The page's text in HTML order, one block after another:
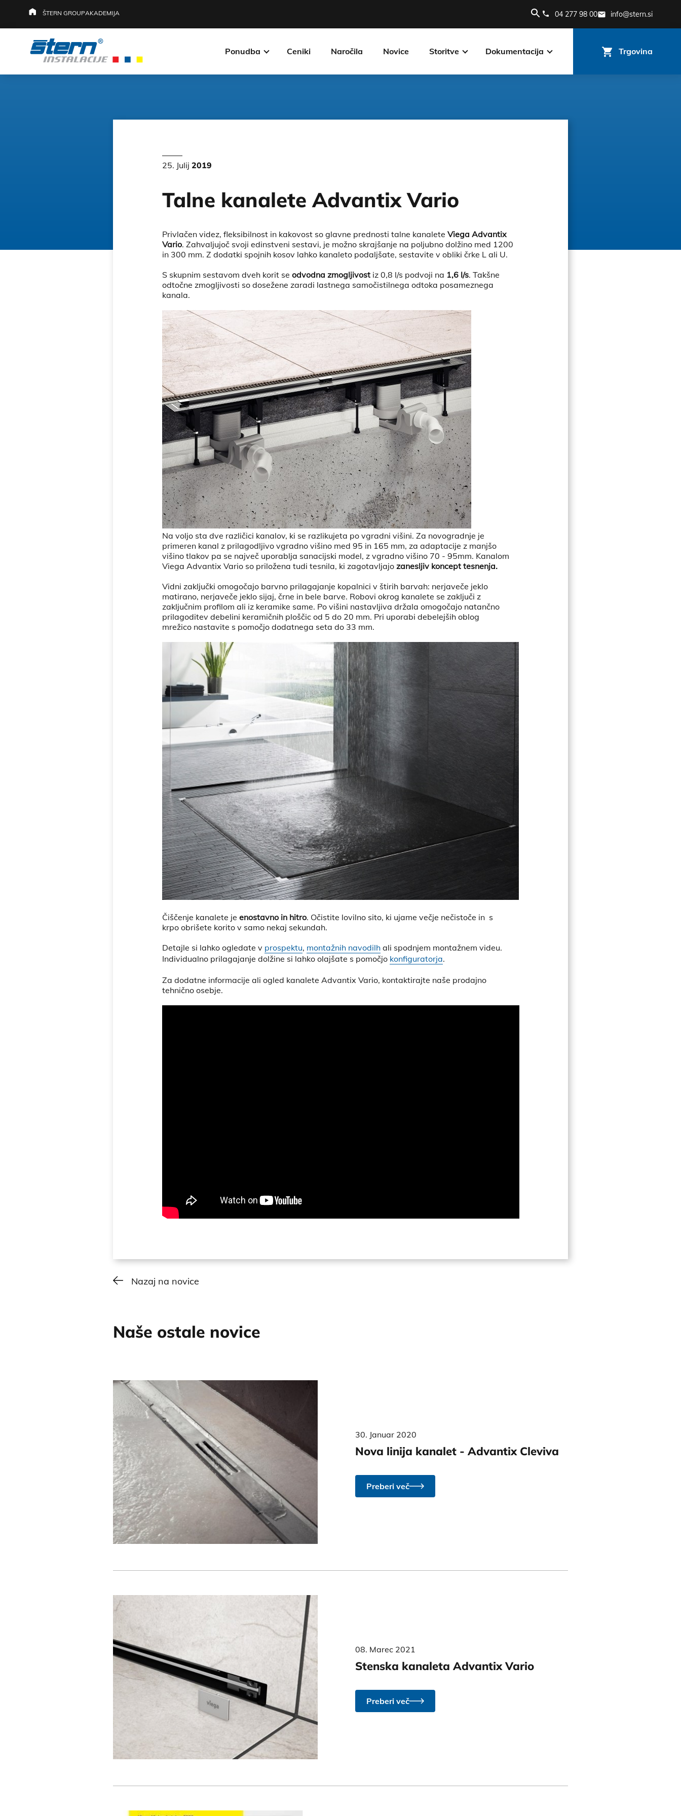
ŠTERN GROUPAKADEMIJA 04 277 98 00 info@stern.si
Ponudba Ceniki Naročila Novice Storitve Dokumentacija Trgovina
25. Julij 2019
Talne kanalete Advantix Vario
Privlačen videz, fleksibilnost in kakovost so glavne prednosti talne kanalete Viega Advantix
Vario. Zahvaljujoč svoji edinstveni sestavi, je možno skrajšanje na poljubno dolžino med 1200
in 300 mm. Z dodatki spojnih kosov lahko kanaleto podaljšate, sestavite v obliki črke L ali U.
S skupnim sestavom dveh korit se odvodna zmogljivostiz 0,8 l/s podvoji na 1,6 l/s. Takšne
odtočne zmogljivosti so dosežene zaradi lastnega samočistilnega odtoka posameznega
kanala.
Na voljo sta dve različici kanalov, ki se razlikujeta po vgradni višini. Za novogradnje je
primeren kanal z prilagodljivo vgradno višino med 95 in 165 mm, za adaptacije z manjšo
višino tlakov pa se največ uporablja sanacijski model, z vgradno višino 70 - 95mm. Kanalom
Viega Advantix Vario so priložena tudi tesnila, ki zagotavljajo zanesljiv koncept tesnenja.
Vidni zaključki omogočajo barvno prilagajanje kopalnici v štirih barvah: nerjaveče jeklo
matirano, nerjaveče jeklo sijaj, črne in bele barve. Robovi okrog kanalete se zaključi z
zaključnim profilom ali iz keramike same. Po višini nastavljiva držala omogočajo natančno
prilagoditev debelini keramičnih ploščic od 5 do 20 mm. Pri uporabi debelejših oblog
mrežico nastavite s pomočjo dodatnega seta do 33 mm.
Čiščenje kanalete je enostavno in hitro. Očistite lovilno sito, ki ujame večje nečistoče in s
krpo obrišete korito v samo nekaj sekundah.
Detajle si lahko ogledate v prospektu, montažnih navodilhali spodnjem montažnem videu.
Individualno prilagajanje dolžine si lahko olajšate s pomočjo konfiguratorja.
Za dodatne informacije ali ogled kanalete Advantix Vario, kontaktirajte naše prodajno
tehnično osebje.
Nazaj na novice
Naše ostale novice
30. Januar 2020
Nova linija kanalet - Advantix Cleviva
Preberi več
08. Marec 2021
Stenska kanaleta Advantix Vario
Preberi več